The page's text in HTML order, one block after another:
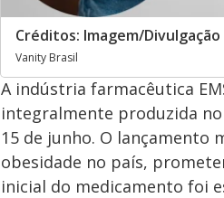
Créditos: Imagem/Divulgação
Vanity Brasil
A indústria farmacêutica
integralmente produzida
15 de junho. O
obesidade no país,
inicial do medicamento foi